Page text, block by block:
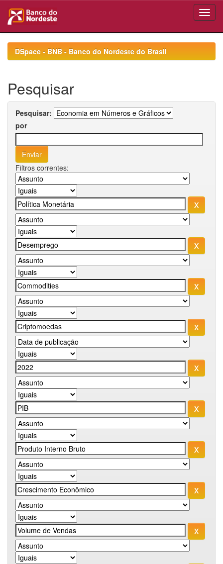
navigationDSpace - BNB - Banco do Nordeste do Brasil
Pesquisar
Pesquisar:
por
Filtros correntes: